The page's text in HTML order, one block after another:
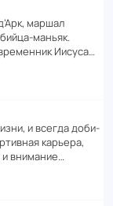
маршал
маньяк.
Иисуса…
и всегда доби­
карьера,
внимание…